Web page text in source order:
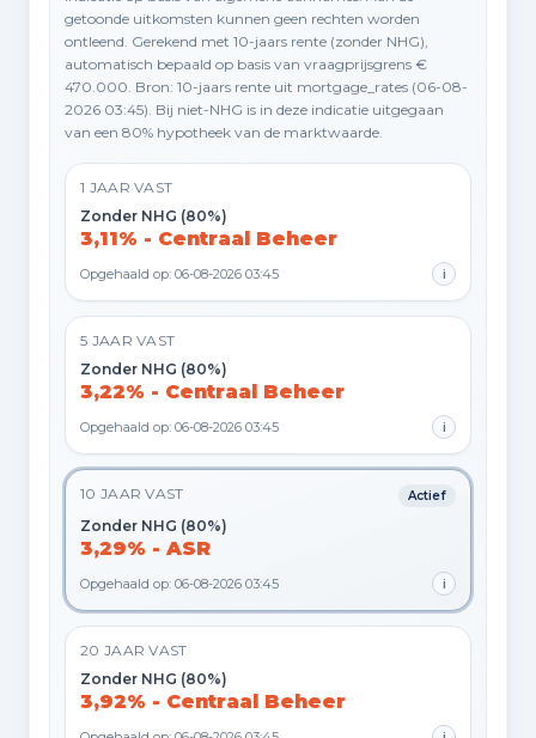
getoonde uitkomsten kunnen geen rechten worden
ontleend. Gerekend met 10-jaars rente (zonder NHG),
automatisch bepaald op basis van vraagprijsgrens €
470.000. Bron: 10-jaars rente uit mortgage_rates (06-08-
2026 03:45). Bij niet-NHG is in deze indicatie uitgegaan
van een 80% hypotheek van de marktwaarde.
1 JAAR VAST
Zonder NHG (80%)
3,11% - Centraal Beheer
Opgehaald op: 06-08-2026 03:45 i
5 JAAR VAST
Zonder NHG (80%)
3,22% - Centraal Beheer
Opgehaald op: 06-08-2026 03:45 i
10 JAAR VAST Actief
Zonder NHG (80%)
3,29% - ASR
Opgehaald op: 06-08-2026 03:45 i
20 JAAR VAST
Zonder NHG (80%)
3,92% - Centraal Beheer